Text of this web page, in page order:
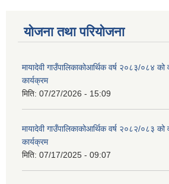
योजना तथा परियोजना
मायादेवी गाउँपालिकाकोआर्थिक वर्ष २०८३/०८४ को
कार्यक्रम
मिति: 07/27/2026 - 15:09
मायादेवी गाउँपालिकाकोआर्थिक वर्ष २०८२/०८३ को
कार्यक्रम
मिति: 07/17/2025 - 09:07